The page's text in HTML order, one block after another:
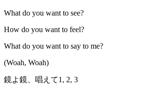
What do you want to see?
How do you want to feel?
What do you want to say to me?
(Woah, Woah)
鏡よ鏡、唱えて1, 2, 3